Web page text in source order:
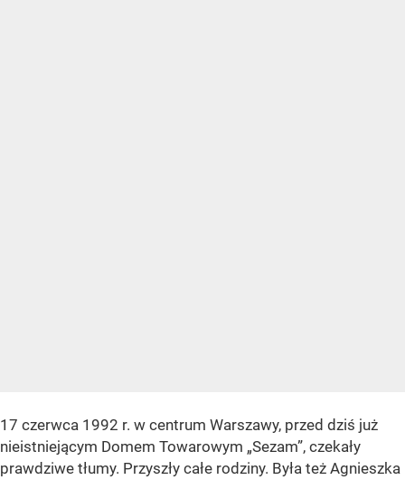
17 czerwca 1992 r. w centrum Warszawy, przed dziś już
nieistniejącym Domem Towarowym „Sezam”, czekały
prawdziwe tłumy. Przyszły całe rodziny. Była też Agnieszka